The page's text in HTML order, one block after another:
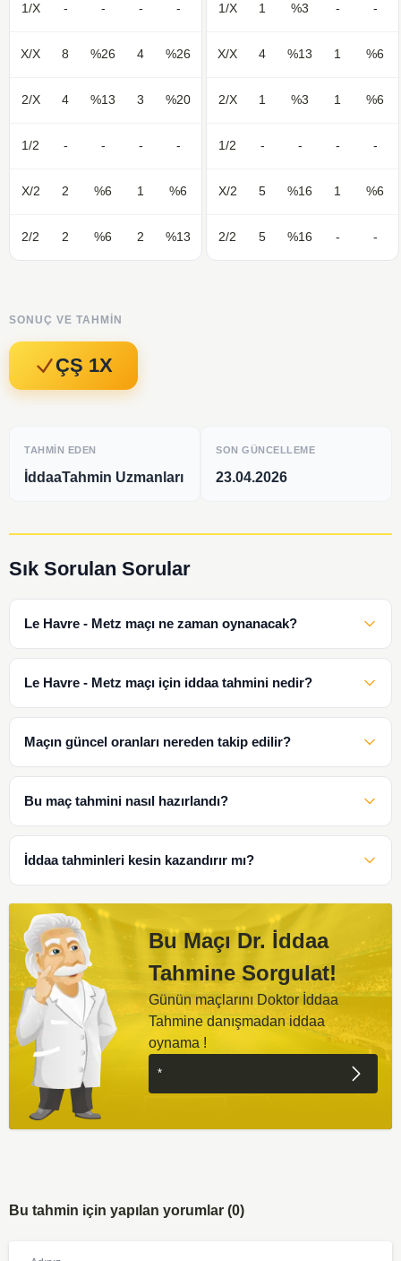
1/X - - - -
X/X 8 %26 4 %26
2/X 4 %13 3 %20
1/2 - - - -
X/2 2 %6 1 %6
2/2 2 %6 2 %13
1/X 1 %3 - -
X/X 4 %13 1 %6
2/X 1 %3 1 %6
1/2 - - - -
X/2 5 %16 1 %6
2/2 5 %16 - -
SONUÇ VE TAHMIN
ÇŞ 1X
TAHMIN EDEN
İddaaTahmin Uzmanları
SON GÜNCELLEME
23.04.2026
Sık Sorulan Sorular
Le Havre - Metz maçı ne zaman oynanacak?
Le Havre - Metz maçı için iddaa tahmini nedir?
Maçın güncel oranları nereden takip edilir?
Bu maç tahmini nasıl hazırlandı?
İddaa tahminleri kesin kazandırır mı?
Bu Maçı Dr. İddaa
Tahmine Sorgulat!
Günün maçlarını Doktor İddaa
Tahmine danışmadan iddaa
oynama !
Bu tahmin için yapılan yorumlar (0)